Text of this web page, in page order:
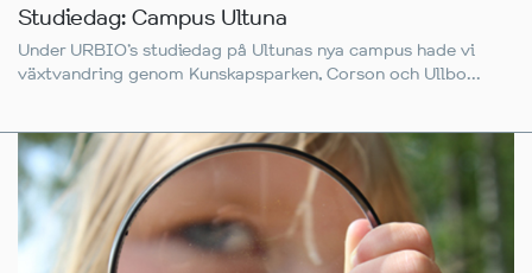
Studiedag: Campus Ultuna
Under URBIO’s studiedag på Ultunas nya campus hade vi
växtvandring genom Kunskapsparken, Corson och Ullbo...